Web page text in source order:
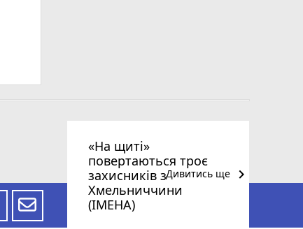
«На щиті»
повертаються троє
захисників з
Хмельниччини
(ІМЕНА)
Дивитись ще keyboard_arrow_right